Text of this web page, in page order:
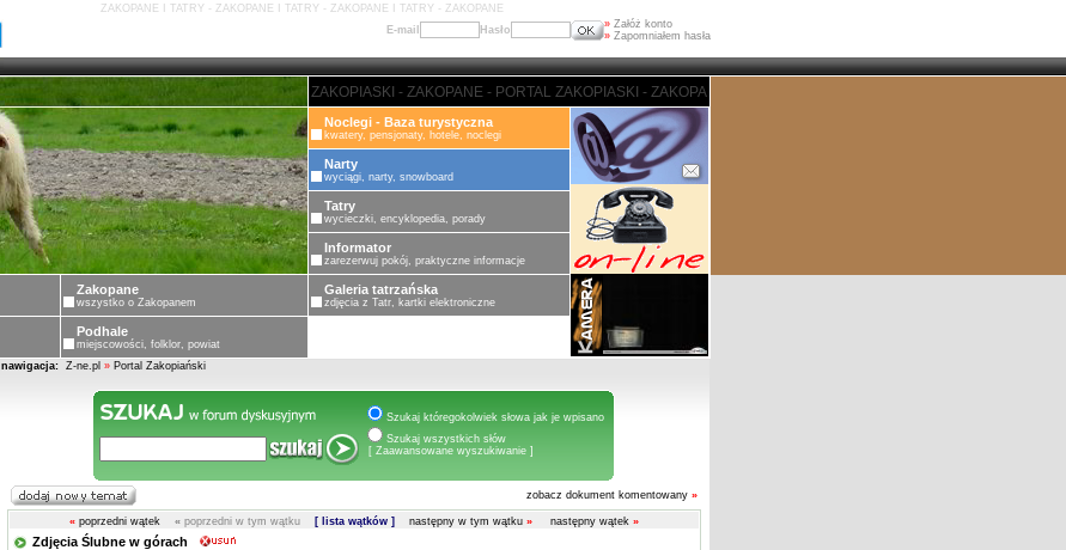
ZAKOPANE I TATRY - ZAKOPANE I TATRY - ZAKOPANE I TATRY - ZAKOPANE
E-mail
Hasło » Załóż konto
» Zapomniałem hasła
ZAKOPANE - PORTAL ZAKOPIASKI - ZAKOPANE - PORTAL ZAKOPIASKI - ZAKOPANE - PORTAL ZAKOPIASKI -
Noclegi - Baza turystyczna
kwatery, pensjonaty, hotele, noclegi
Narty
wyciągi, narty, snowboard
Tatry
wycieczki, encyklopedia, porady
Informator
zarezerwuj pokój, praktyczne informacje
Zakopane
wszystko o Zakopanem
Galeria tatrzańska
zdjęcia z Tatr, kartki elektroniczne
Podhale
miejscowości, folklor, powiat
nawigacja: Z-ne.pl » Portal Zakopiański
Szukaj któregokolwiek słowa jak je wpisano
Szukaj wszystkich słów
[ Zaawansowane wyszukiwanie ]
zobacz dokument komentowany »
«poprzedni wątek «poprzedni w tym wątku [ lista wątków ] następny w tym wątku » następny wątek »
Zdjęcia Ślubne w górach